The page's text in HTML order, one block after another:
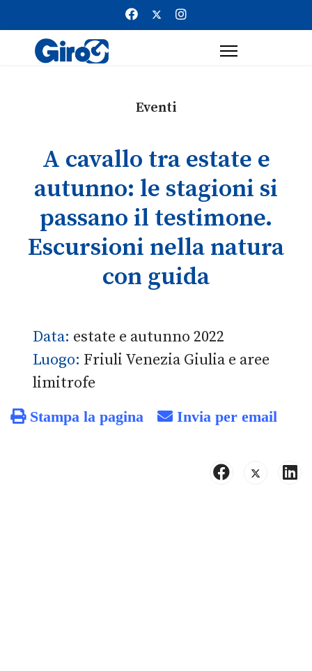
Eventi
A cavallo tra estate e
autunno: le stagioni si
passano il testimone.
Escursioni nella natura
con guida
Data: estate e autunno 2022
Luogo: Friuli Venezia Giulia e aree
limitrofe
Stampa la pagina Invia per email